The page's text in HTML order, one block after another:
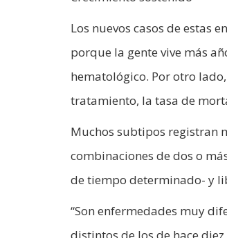
Los nuevos casos de estas
porque la gente vive más
hematológico. Por otro
tratamiento, la tasa de
Muchos subtipos registran
combinaciones de dos o
de tiempo determinado- y
“Son enfermedades muy
distintos de los de hace